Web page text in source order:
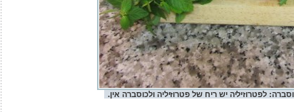
לפטרוזיליה יש ריח של פטרוזיליה ולכוסברה אין.